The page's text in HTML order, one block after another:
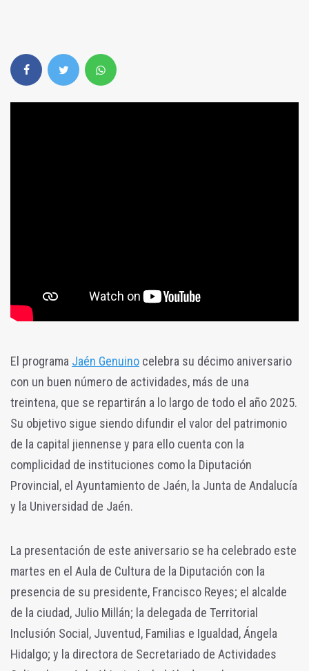
El programa Jaén Genuino celebra su décimo aniversario
con un buen número de actividades, más de una
treintena, que se repartirán a lo largo de todo el año 2025.
Su objetivo sigue siendo difundir el valor del patrimonio
de la capital jiennense y para ello cuenta con la
complicidad de instituciones como la Diputación
Provincial, el Ayuntamiento de Jaén, la Junta de Andalucía
y la Universidad de Jaén.
La presentación de este aniversario se ha celebrado este
martes en el Aula de Cultura de la Diputación con la
presencia de su presidente, Francisco Reyes; el alcalde
de la ciudad, Julio Millán; la delegada de Territorial
Inclusión Social, Juventud, Familias e Igualdad, Ángela
Hidalgo; y la directora de Secretariado de Actividades